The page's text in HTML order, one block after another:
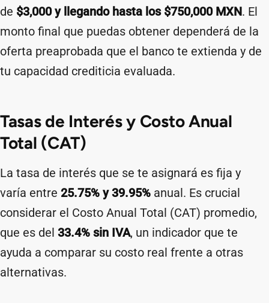
de $3,000 y llegando hasta los $750,000 MXN. El
monto final que puedas obtener dependerá de la
oferta preaprobada que el banco te extienda y de
tu capacidad crediticia evaluada.
Tasas de Interés y Costo Anual
Total (CAT)
La tasa de interés que se te asignará es fija y
varía entre 25.75% y 39.95% anual. Es crucial
considerar el Costo Anual Total (CAT) promedio,
que es del 33.4% sin IVA, un indicador que te
ayuda a comparar su costo real frente a otras
alternativas.